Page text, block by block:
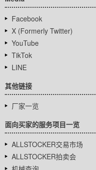
Facebook
X (Formerly Twitter)
YouTube
TikTok
LINE
其他链接
厂家一览
面向买家的服务项目一览
ALLSTOCKER交易市场
ALLSTOCKER拍卖会